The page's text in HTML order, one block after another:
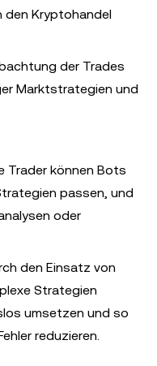
den Kryptohandel
der Trades
Marktstrategien und
Trader können Bots
passen, und
oder
den Einsatz von
Strategien
umsetzen und so
reduzieren.